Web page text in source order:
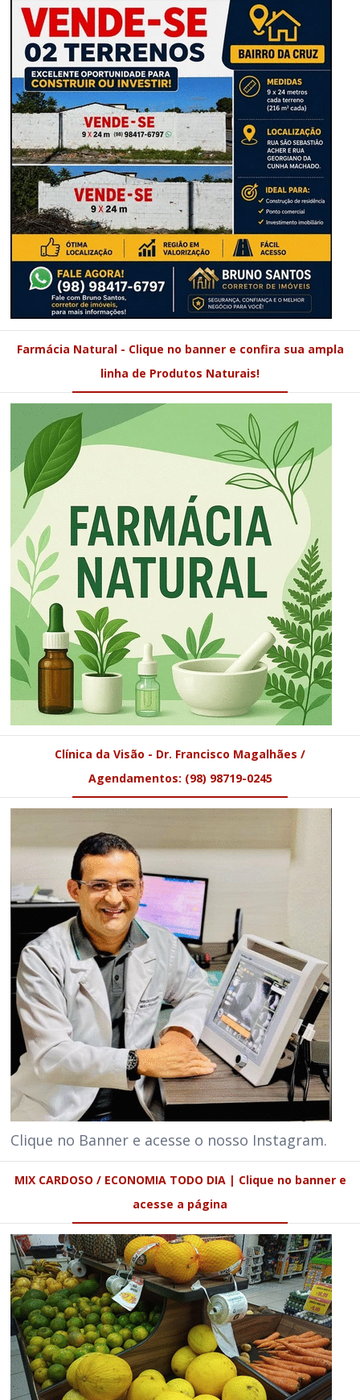
Farmácia Natural - Clique no banner e confira sua ampla
linha de Produtos Naturais!
Clínica da Visão - Dr. Francisco Magalhães /
Agendamentos: (98) 98719-0245
Clique no Banner e acesse o nosso Instagram.
MIX CARDOSO / ECONOMIA TODO DIA | Clique no banner e
acesse a página